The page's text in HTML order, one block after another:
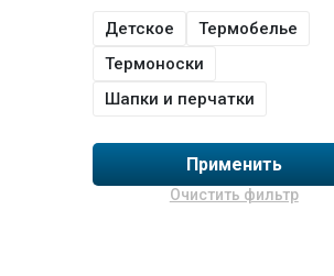
Детское
Термобелье
Термоноски
Шапки и перчатки
Очистить фильтр
Применить